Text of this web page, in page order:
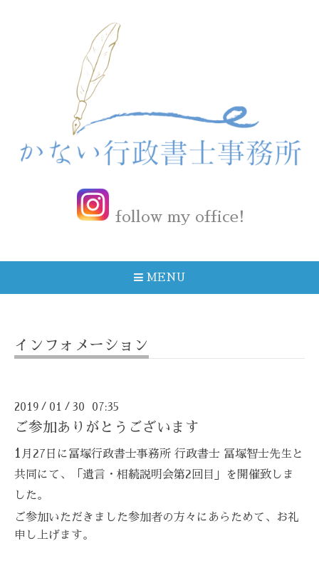
follow my office!
MENU
インフォメーション
2019 / 01 / 30 07:35
ご参加ありがとうございます
1 月27日に冨塚行政書士事務所 行政書士 冨塚智士先生と
共同にて、「遺言・相続説明会第2回目」を開催致しま
した。
ご参加いただきました参加者の方々にあらためて、お礼
申し上げます。